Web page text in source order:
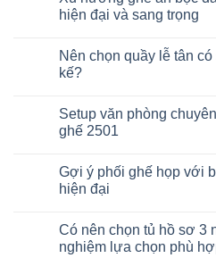
hiện đại và sang trọng
Nên chọn quầy lễ tân
kế?
Setup văn phòng
ghế 2501
Gợi ý phối ghế họp với
hiện đại
Có nên chọn tủ hồ sơ 3
nghiệm lựa chọn phù